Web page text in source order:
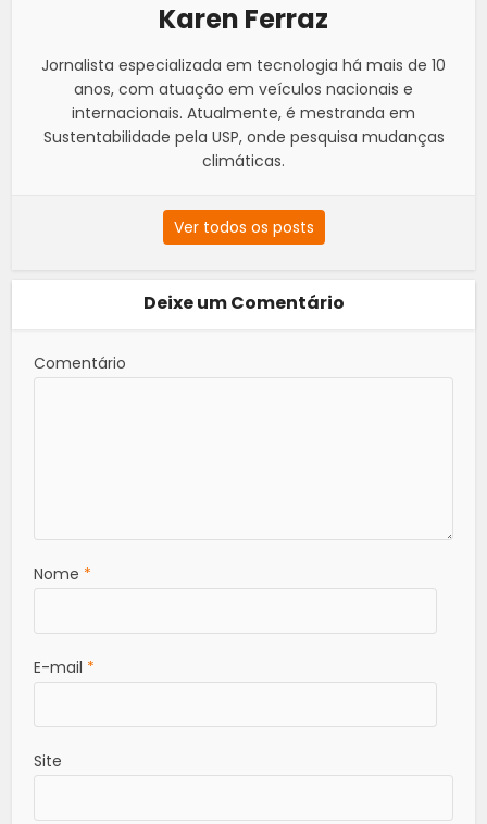
Karen Ferraz
Jornalista especializada em tecnologia há mais de 10
anos, com atuação em veículos nacionais e
internacionais. Atualmente, é mestranda em
Sustentabilidade pela USP, onde pesquisa mudanças
climáticas.
Ver todos os posts
Deixe um Comentário
Comentário
Nome *
E-mail *
Site